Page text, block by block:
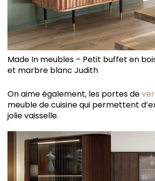
Made In meubles – Petit buffet en
et marbre blanc Judith
On aime également, les portes de
meuble de cuisine qui permettent
jolie vaisselle.